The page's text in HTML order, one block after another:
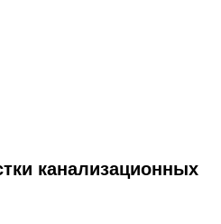
канализационных